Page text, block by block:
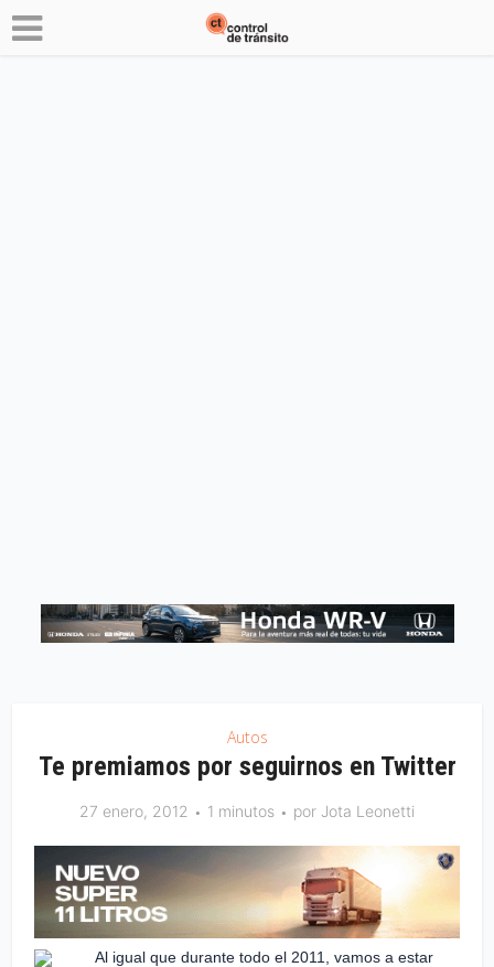
Autos
Te premiamos por seguirnos en Twitter
27 enero, 2012 1 minutos por Jota Leonetti
Al igual que durante todo el 2011, vamos a estar